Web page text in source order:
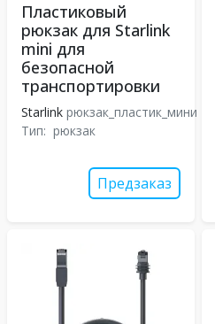
Пластиковый
рюкзак для Starlink
mini для
безопасной
транспортировки
Starlink рюкзак_пластик_мини
Тип: рюкзак
Предзаказ